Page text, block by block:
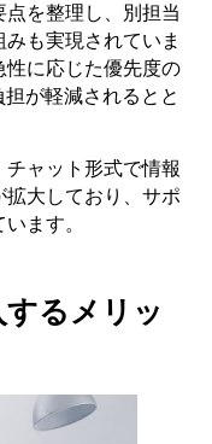
を整理し、別担当
も実現されていま
性に応じた優先度の
が軽減されるとと
ャット形式で情報
大しており、サポ
ます。
るメリッ